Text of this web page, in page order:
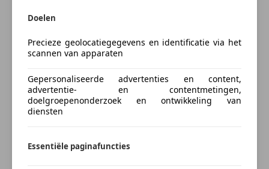
Sinds 2006 kunt u bij Buist Auto's terecht voor mooie,
jonge occasions met nét dat beetje extra. Na bijna 13
tegenwoordig direct aan de "Hunebed Highway" N34
in een nieuwe en moderne showroom in Gieten met
een ruime collectie jonge occasions. Kijk voor ons
Wij helpen u graag bij uw financiering of verzorgen
een passende offerte voor financial lease of
Verzekering
Autoverzekering van de
INDEPENDER
Bereken je premie
Kenteken
Doelen
Precieze geolocatiegegevens en identificatie via het
scannen van apparaten
Gepersonaliseerde advertenties en content,
advertentie- en contentmetingen,
doelgroepenonderzoek en ontwikkeling van
diensten
Essentiële paginafuncties